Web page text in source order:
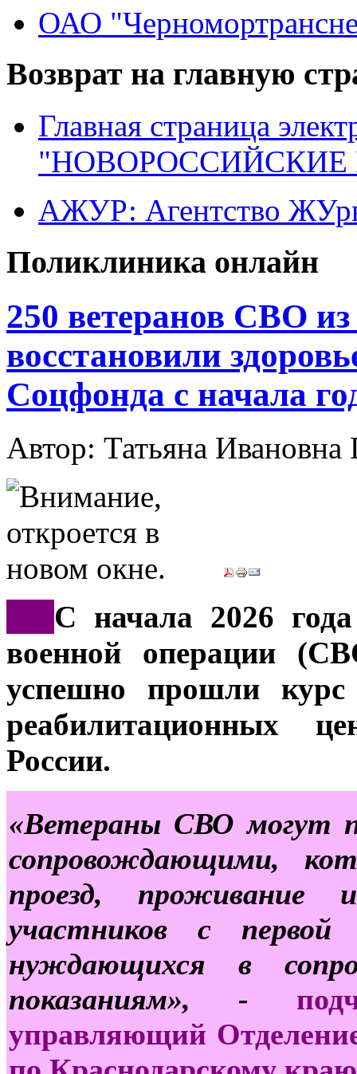
ОАО
Возврат на главную
Главная страница
"НОВОРОССИЙСКИЕ
АЖУР: Агентство
Поликлиника онлайн
250 ветеранов СВО
восстановили
Соцфонда с начала
Автор: Татьяна
С начала 2026
военной операции
успешно прошли курс
реабилитационных
России.
«Ветераны СВО могут
сопровождающими,
проезд,
участников с первой
нуждающихся в
показаниям», -
управляющий